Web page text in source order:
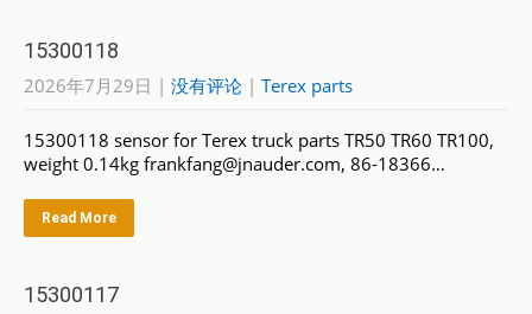
15300118
2026年7月29日 | 没有评论 | Terex parts
15300118 sensor for Terex truck parts TR50 TR60 TR100,
weight 0.14kg frankfang@jnauder.com, 86-18366…
Read More
15300117